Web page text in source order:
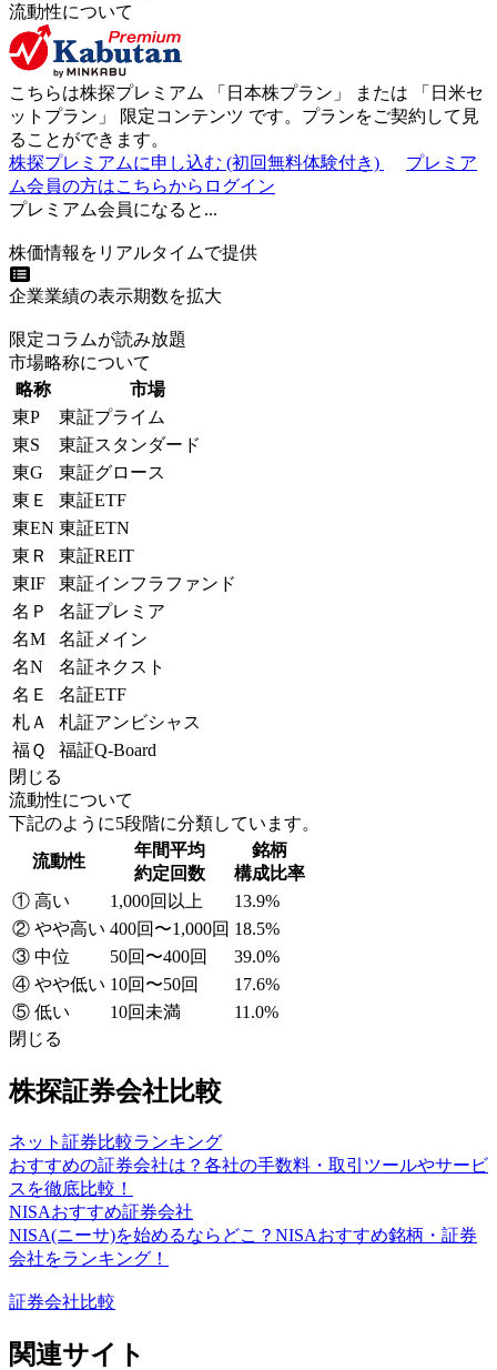
流動性について
こちらは株探プレミアム 「 日本株プラン 」 または 「 日米セ
ットプラン 」 限定コンテンツ です。プランをご契約して見
ることができます。
株探プレミアムに申し込む (初回無料体験付き)
プレミア
ム会員の方はこちらからログイン
プレミアム会員になると...
株価情報をリアルタイムで提供
企業業績の表示期数を拡大
限定コラムが読み放題
市場略称について
略称
市場
東P
東証プライム
東S
東証スタンダード
東G
東証グロース
東Ｅ
東証ETF
東EN 東証ETN
東Ｒ
東証REIT
東IF
東証インフラファンド
名Ｐ
名証プレミア
名M
名証メイン
名N
名証ネクスト
名Ｅ
名証ETF
札Ａ
札証アンビシャス
福Ｑ
福証Q-Board
閉じる
流動性について
下記のように5段階に分類しています。
流動性
年間平均
約定回数
銘柄
構成比率
① 高い
1,000回以上
13.9%
② やや高い 400回〜1,000回 18.5%
③ 中位
50回〜400回
39.0%
④ やや低い 10回〜50回
17.6%
⑤ 低い
10回未満
11.0%
閉じる
株探証券会社比較
ネット証券比較ランキング
おすすめの証券会社は？各社の手数料・取引ツールやサービ
スを徹底比較！
NISAおすすめ証券会社
NISA(ニーサ)を始めるならどこ？NISAおすすめ銘柄・証券
会社をランキング！
証券会社比較
関連サイト